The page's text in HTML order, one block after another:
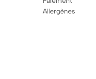
Allergènes